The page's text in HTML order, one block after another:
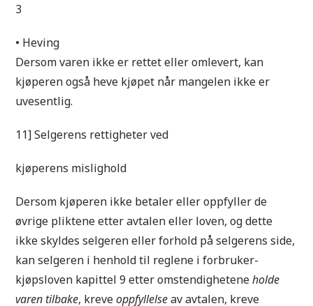
3
• Heving
Dersom varen ikke er rettet eller omlevert, kan
kjøperen også heve kjøpet når mangelen ikke er
uvesentlig.
11] Selgerens rettigheter ved
kjøperens mislighold
Dersom kjøperen ikke betaler eller oppfyller de
øvrige pliktene etter avtalen eller loven, og dette
ikke skyldes selgeren eller forhold på selgerens side,
kan selgeren i henhold til reglene i forbruker-
kjøpsloven kapittel 9 etter omstendigheteneholde
varen tilbake, kreveoppfyllelseav avtalen, kreve